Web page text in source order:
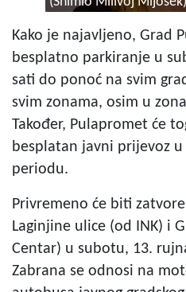
Kako je najavljeno, Grad
besplatno parkiranje u
sati do ponoć na svim
svim zonama, osim u
Također, Pulapromet će
besplatan javni prijevoz
periodu.
Privremeno će biti
Laginjine ulice (od INK) i
Centar) u subotu, 13.
Zabrana se odnosi na